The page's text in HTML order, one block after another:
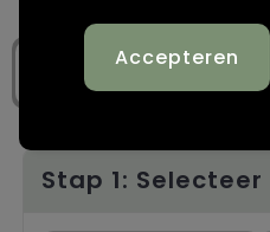
Rugzakken
Strandtassen
Schoenen bedrukken
Stap 1: